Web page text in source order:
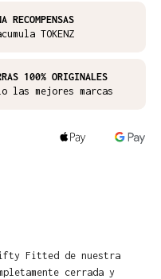
RECOMPENSAS
TOKENZ
100% ORIGINALES
las mejores marcas
Fitted de nuestra
cerrada y